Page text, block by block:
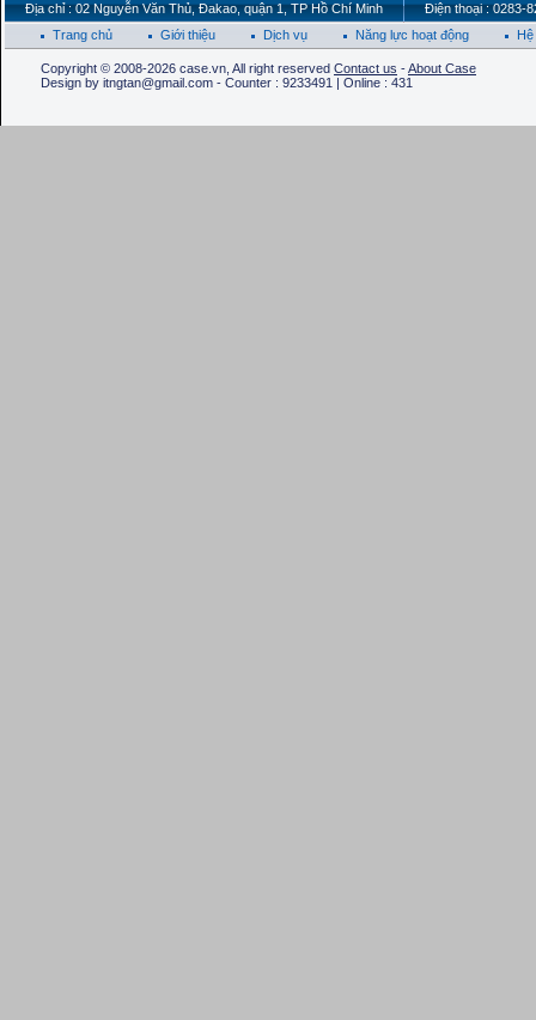
Địa chỉ : 02 Nguyễn Văn Thủ, Đakao, quận 1, TP Hồ Chí Minh
Điện thoại : 0283-
Trang chủ
Giới thiệu Dịch vụ Năng lực hoạt động
Copyright © 2008-2026 case.vn, All right reserved Contact us -About Case
Design by itngtan@gmail.com - Counter : 9233491 | Online : 431